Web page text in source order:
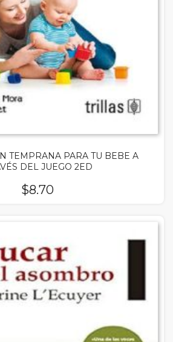
TEMPRANA PARA TU BEBE A
DEL JUEGO 2ED
$8.70